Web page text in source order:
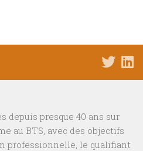
depuis presque 40 ans sur
au BTS, avec des objectifs
professionnelle, le qualifiant